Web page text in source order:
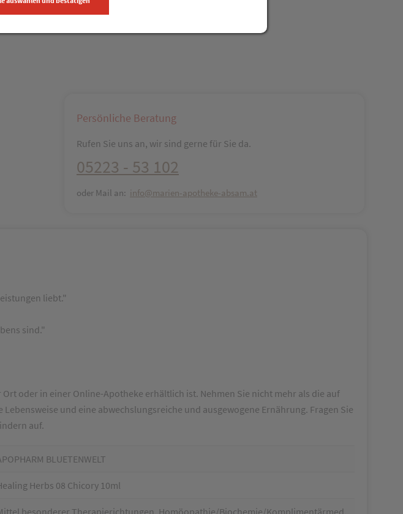
Persönliche Beratung
Rufen Sie uns an, wir sind gerne für Sie da.
05223 - 53 102
oder Mail an: info@marien-apotheke-absam.at
liebt."
sind."
oder in einer Online-Apotheke erhältlich ist. Nehmen Sie nicht mehr als die auf
und eine abwechslungsreiche und ausgewogene Ernährung. Fragen Sie
auf.
BLUETENWELT
Herbs 08 Chicory 10ml
besonderer Therapierichtungen, Homöopathie/Biochemie/Komplimentärmed.,